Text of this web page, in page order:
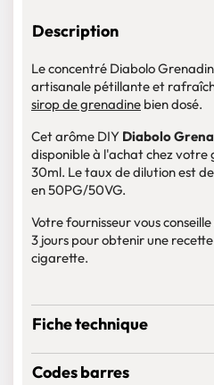
Description
Le concentré Diabolo
artisanale pétillante et
sirop de grenadine bien dosé.
Cet arôme DIY Diabolo
disponible à l'achat chez votre
30ml. Le taux de dilution est
en 50PG/50VG.
Votre fournisseur vous
3 jours pour obtenir une
cigarette.
Fiche technique
Codes barres